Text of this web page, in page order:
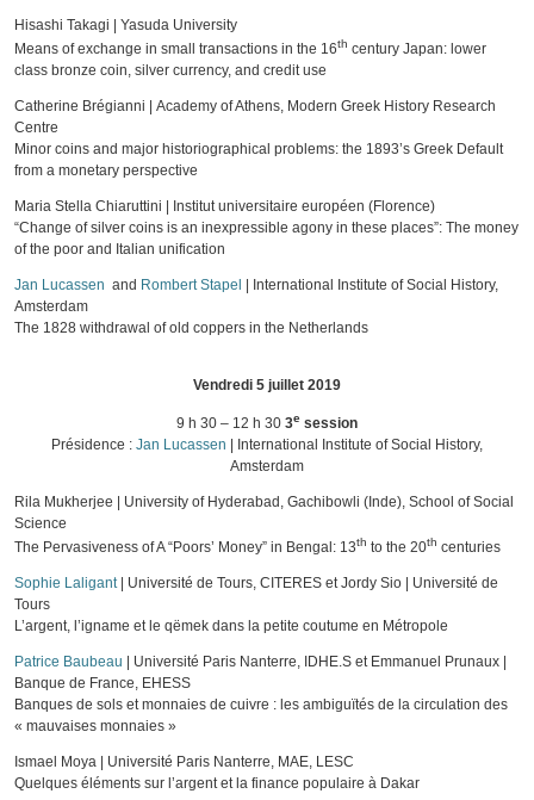
Hisashi Takagi | Yasuda University
Means of exchange in small transactions in the 16th century Japan: lower
class bronze coin, silver currency, and credit use
Catherine Brégianni | Academy of Athens, Modern Greek History Research
Centre
Minor coins and major historiographical problems: the 1893’s Greek Default
from a monetary perspective
Maria Stella Chiaruttini | Institut universitaire européen (Florence)
“Change of silver coins is an inexpressible agony in these places”: The money
of the poor and Italian unification
Jan Lucassen and Rombert Stapel
| International Institute of Social History,
Amsterdam
The 1828 withdrawal of old coppers in the Netherlands
Vendredi 5 juillet 2019
9 h 30 – 12 h 30 3e session
Présidence : Jan Lucassen | International Institute of Social History,
Amsterdam
Rila Mukherjee | University of Hyderabad, Gachibowli (Inde), School of Social
Science
The Pervasiveness of A “Poors’ Money” in Bengal: 13th to the 20th centuries
Sophie Laligant| Université de Tours, CITERES et Jordy Sio | Université de
Tours
L’argent, l’igname et le qëmek dans la petite coutume en Métropole
Patrice Baubeau | Université Paris Nanterre, IDHE.S et Emmanuel Prunaux |
Banque de France, EHESS
Banques de sols et monnaies de cuivre : les ambiguïtés de la circulation des
« mauvaises monnaies »
Ismael Moya | Université Paris Nanterre, MAE, LESC
Quelques éléments sur l’argent et la finance populaire à Dakar